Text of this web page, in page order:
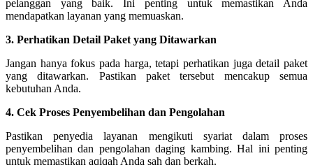
pelanggan yang baik. Ini penting untuk memastikan Anda
mendapatkan layanan yang memuaskan.
3. Perhatikan Detail Paket yang Ditawarkan
Jangan hanya fokus pada harga, tetapi perhatikan juga detail paket
yang ditawarkan. Pastikan paket tersebut mencakup semua
kebutuhan Anda.
4. Cek Proses Penyembelihan dan Pengolahan
Pastikan penyedia layanan mengikuti syariat dalam proses
penyembelihan dan pengolahan daging kambing. Hal ini penting
untuk memastikan aqiqah Anda sah dan berkah.